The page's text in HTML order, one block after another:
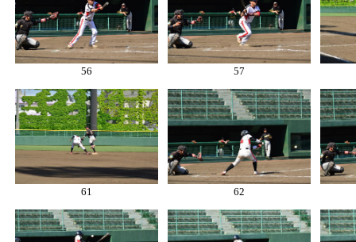
56 57
61 62